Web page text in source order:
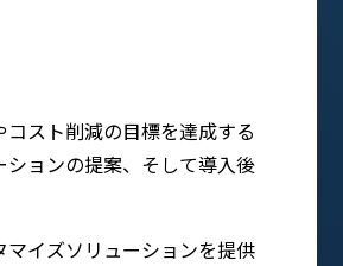
スト削減の目標を達成する
ョンの提案、そして導入後
イズソリューションを提供